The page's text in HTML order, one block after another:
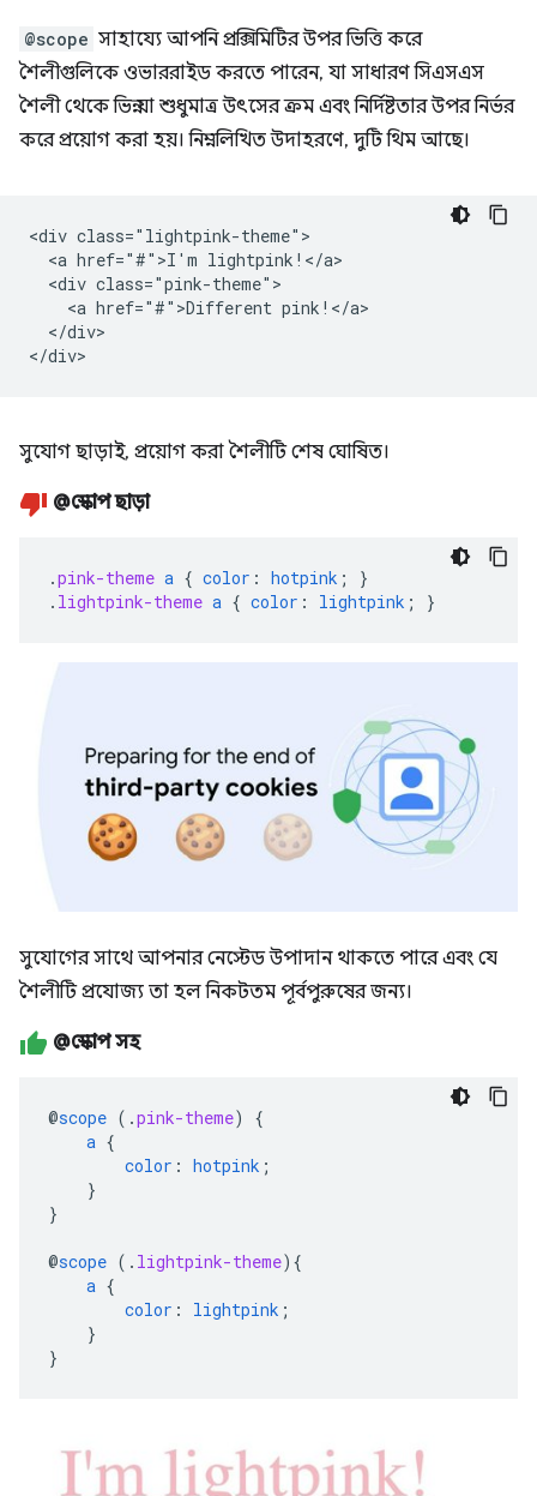
@scope সাহায্যে আপনি প্রক্সিমিটির উপর ভিত্তি করে
শৈলীগুলিকে ওভাররাইড করতে পারেন, যা সাধারণ সিএসএস
শৈলী থেকে ভিন্ন যা শুধুমাত্র উৎসের ক্রম এবং নির্দিষ্টতার উপর নির্ভর
করে প্রয়োগ করা হয়। নিম্নলিখিত উদাহরণে, দুটি থিম আছে।
<div class="lightpink-theme">
  <a href="#">I'm lightpink!</a>
  <div class="pink-theme">
    <a href="#">Different pink!</a>
  </div>
সুযোগ ছাড়াই, প্রয়োগ করা শৈলীটি শেষ ঘোষিত।
@স্কোপ ছাড়া
.pink-theme a { color : hotpink ;
}
. lightpink-theme a { color : lightpink ; }
সুযোগের সাথে আপনার নেস্টেড উপাদান থাকতে পারে এবং যে
শৈলীটি প্রযোজ্য তা হল নিকটতম পূর্বপুরুষের জন্য।
@স্কোপ সহ
@scope ( .pink-theme)
{
a {
color : hotpink ;
}
}
@scope ( . lightpink-theme) {
a {
color : lightpink ;
}
}